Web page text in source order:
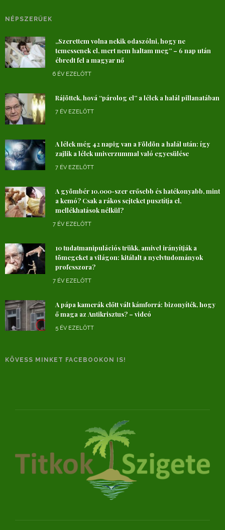
NÉPSZERŰEK
„Szerettem volna nekik odaszólni, hogy ne
temessenek el, mert nem haltam meg” – 6 nap után
ébredt fel a magyar nő
6 ÉV EZELŐTT
Rájöttek, hová “párolog el” a lélek a halál pillanatában
7 ÉV EZELŐTT
A lélek még 42 napig van a Földön a halál után: így
zajlik a lélek univerzummal való egyesülése
7 ÉV EZELŐTT
A gyömbér 10.000-szer erősebb és hatékonyabb, mint
a kemó? Csak a rákos sejteket pusztítja el,
mellékhatások nélkül?
7 ÉV EZELŐTT
10 tudatmanipulációs trükk, amivel irányítják a
tömegeket a világon: kitálalt a nyelvtudományok
professzora?
7 ÉV EZELŐTT
A pápa kamerák előtt vált kámforrá: bizonyíték, hogy
ő maga az Antikrisztus? – videó
5 ÉV EZELŐTT
KÖVESS MINKET FACEBOOKON IS!